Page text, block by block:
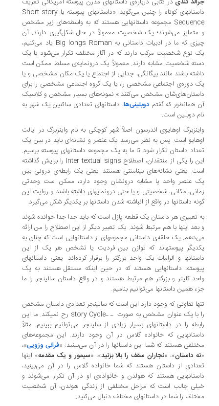
کوتاه را چنین می‌گوید: «داستان­های پیوسته یاShort story
مجموعه داستان­هایی هستند که به واسطه‌های زیر مشخص
می‌شوند؛ یک شخصیت معمولاً در حال شکل‌گیری دارند. آن
که ما در ادبیات داستانی بهBig longs Romanیاد می‌کنیم،
نوع شخصیت مرکب دارند که در آثار مختلف تکرار می‌شود یا یک
شخصیت مشابه دارند. معمولاً یک درون­مایه‌ی مسلط ممکن است
باشند مانند بیگانگی، جدایی از اجتماع یا یک مکان مشخصی و یا
دوره‌ی اجتماعی مشخصی را، یا یک گروه اجتماعی مشخصی را برای
مشخص می‌کنند.» نمونه‌های بسیار مشخص و کلاسیک
همان­طور که گفتمدوبلینی­‌ها، داستان­های تعدادی ساکنین یک شهر به
دوبلین است.
اوهایوی اندرسون اصلاً شهر کوچکی به نام واینزبرگ در ایالت
است. پس به نظر می‌رسد یک عنصر و نشانه‌ای باید در بین یک
داستان تکرار شود تا ما به یک مجموعه داستان­های پیوسته برسیم.
را یکی از منتقدان، اصطلاحInter textual signsرا برایش گذاشته
یعنی نشانه‌های بینامتنی هستند. یعنی یک رابطه‌ی درونی بین
عنصر واحد یا مشابه درونشان وجود دارد، ممکن است وحدتی
مکانی، شخصیتی و یا حتی درون­مایه­ای داشته باشند و روایت این
داستان­ها در واقع از انباشته شدن داستان­ها بر یکدیگر شکل می‌گیرد.
تعبیری هر داستان یک قطعه پازل است که باید جدا جدا خوانده شوند
اینها با هم مرتبط شوند. یک تعبیر دیگر از این اصطلاح را من ارائه
یک حلقه‌ی داستانی مجموعه­ای از داستان­هایی است که چنان به
پیوسته­اند که توازن بین فردیت یا تشخص هر یک از این
و الزامات یک واحد بزرگتر را برقرار کرده‌اند. یعنی داستان­های
داستان­هایی هستند که در حین اینکه مستقل هستند به یک
کلی­تر و بزرگتر هم مرتبط هستند و در واقع داستان سالینجر را ما
همین داستان­ها می‌توانیم بنامیم.
تفاوتی که وجود دارد این است که سالینجر تعدادی داستان مشخص
با یک عنوان مشخص به صورت story Cycleـ ـ
رح نمی­کند. ما این
را در داستان­های بسیار زیادی از سلینجر می‌توانیم ببینیم. مثلاً
که خانواده گلاس در آن وجود دارند. این مجموعه‌های
هستند که شما این داستان­ها را در آن می‌بینید: «فرانی وزویی»،
داستان »، «نجاران سقف را بالا بزنید»، «سیمور و یک مقدمه » اینها
از داستان هستند که شما خانواده گلاس را در آن می‌بینید،
هستند که هولدن و خانواده­‌ی او در آن تکرار می‌شوند و
جالب است که مراحل مختلفی از زندگی هولدن، آن شخصیت
را شما در داستان­های مختلف دنبال می‌کنید.